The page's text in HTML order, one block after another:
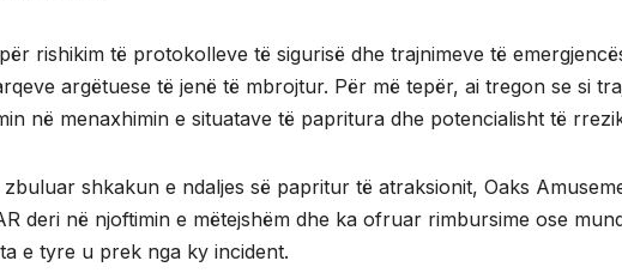
rishikim të protokolleve të sigurisë dhe trajnimeve të
argëtuese të jenë të mbrojtur. Për më tepër, ai tregon se si
në menaxhimin e situatave të papritura dhe potencialisht të
shkakun e ndaljes së papritur të atraksionit, Oaks
deri në njoftimin e mëtejshëm dhe ka ofruar rimbursime ose
e tyre u prek nga ky incident.